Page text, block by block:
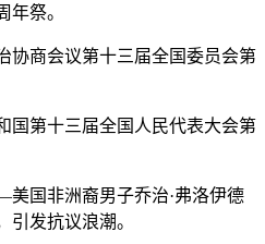
祭。
商会议第十三届全国委员会第
第十三届全国人民代表大会第
国非洲裔男子乔治·弗洛伊德
引发抗议浪潮。